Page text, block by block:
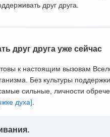
друг друга.
друг друга уже сейчас
к настоящим вызовам
Без культуры
сильные, личности
духа]